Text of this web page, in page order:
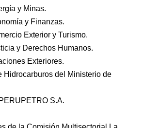
y Minas.
y Finanzas.
Exterior y Turismo.
y Derechos Humanos.
Exteriores.
Hidrocarburos del Ministerio de
S.A.